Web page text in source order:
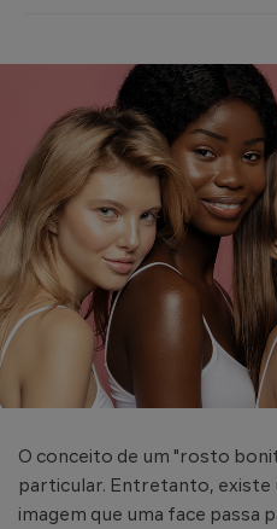
O conceito de um "rosto
particular. Entretanto, existe
imagem que uma face passa